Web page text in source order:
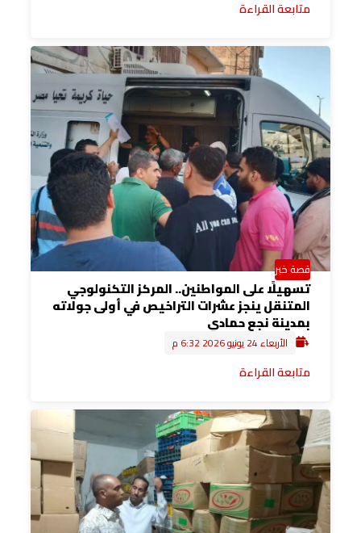
متابعة القراءة
قصة خبر
تسهيلًا على المواطنين.. المركز التكنولوجي
المتنقل ينجز عشرات التراخيص في أولى جولاته
بمدينة نجع حمادي
الأربعاء 24 يونيو 2026 6:32 م
متابعة القراءة